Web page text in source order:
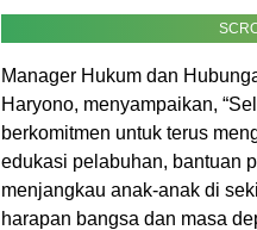
Manager Hukum dan
Haryono, menyampaikan,
berkomitmen untuk terus
edukasi pelabuhan, bantuan
menjangkau anak-anak di
harapan bangsa dan masa